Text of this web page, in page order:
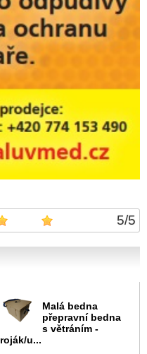
5/5
Malá bedna
přepravní bedna
s větráním -
roják/u...